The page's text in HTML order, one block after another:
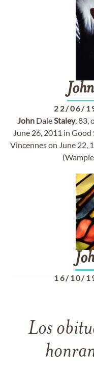
John
22/06/
John DaleStaley, 83,
June 26, 2011 in
Vincennes on June 22,
16/10/
Los